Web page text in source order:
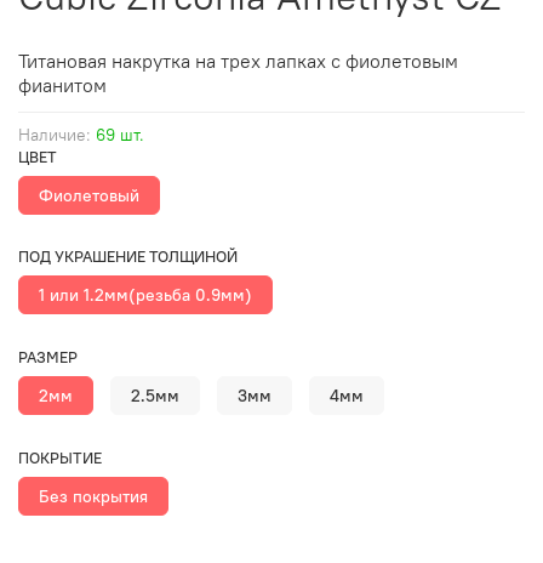
Наличие: 69 шт.
ЦВЕТ
Фиолетовый
ПОД УКРАШЕНИЕ ТОЛЩИНОЙ
1 или 1.2мм(резьба 0.9мм)
РАЗМЕР
2мм 2.5мм 3мм 4мм
ПОКРЫТИЕ
Без покрытия
Титановая накрутка на трех лапках с фиолетовым
фианитом